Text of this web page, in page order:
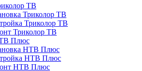
ТВ
Триколор ТВ
Триколор ТВ
Триколор ТВ
Плюс
НТВ Плюс
НТВ Плюс
НТВ Плюс